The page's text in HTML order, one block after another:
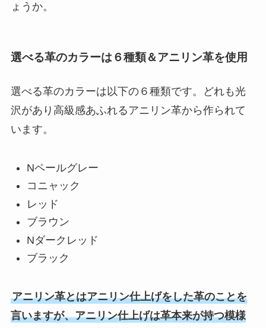
ょうか。
選べる革のカラーは６種類＆アニリン革を使用
選べる革のカラーは以下の６種類です。どれも光
沢があり高級感あふれるアニリン革から作られて
います。
Nペールグレー
コニャック
レッド
ブラウン
Nダークレッド
ブラック
アニリン革とはアニリン仕上げをした革のことを
言いますが、アニリン仕上げは革本来が持つ模様